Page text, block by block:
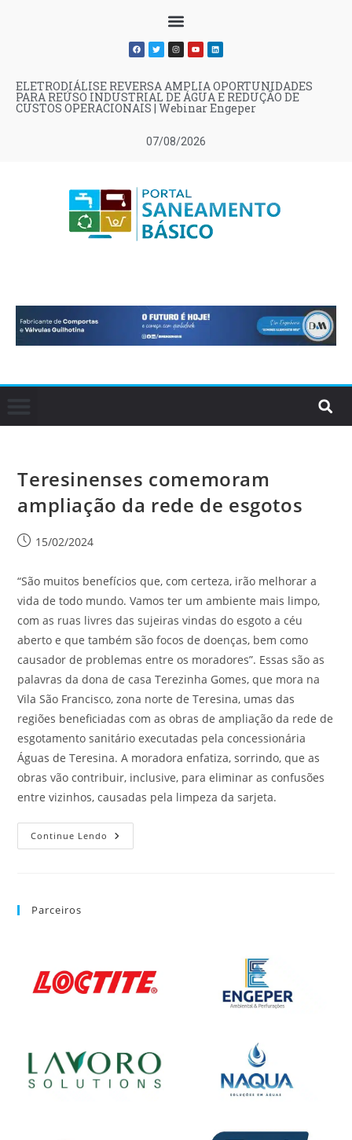
07/08/2026
ELETRODIÁLISE REVERSA AMPLIA OPORTUNIDADES
PARA REÚSO INDUSTRIAL DE ÁGUA E REDUÇÃO DE
CUSTOS OPERACIONAIS | Webinar Engeper
Teresinenses comemoram
ampliação da rede de esgotos
15/02/2024
“São muitos benefícios que, com certeza, irão melhorar a
vida de todo mundo. Vamos ter um ambiente mais limpo,
com as ruas livres das sujeiras vindas do esgoto a céu
aberto e que também são focos de doenças, bem como
causador de problemas entre os moradores”. Essas são as
palavras da dona de casa Terezinha Gomes, que mora na
Vila São Francisco, zona norte de Teresina, umas das
regiões beneficiadas com as obras de ampliação da rede de
esgotamento sanitário executadas pela concessionária
Águas de Teresina. A moradora enfatiza, sorrindo, que as
obras vão contribuir, inclusive, para eliminar as confusões
entre vizinhos, causadas pela limpeza da sarjeta.
Continue Lendo
Parceiros